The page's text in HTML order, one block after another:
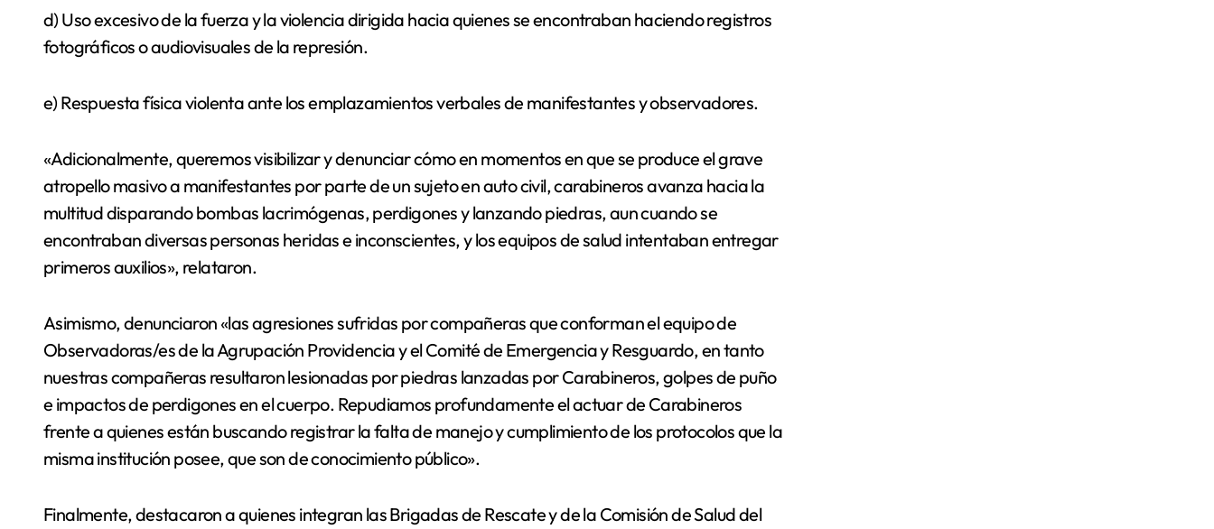
d) Uso excesivo de la fuerza y la violencia dirigida hacia quienes se encontraban haciendo registros
fotográficos o audiovisuales de la represión.
e) Respuesta física violenta ante los emplazamientos verbales de manifestantes y observadores.
«Adicionalmente, queremos visibilizar y denunciar cómo en momentos en que se produce el grave
atropello masivo a manifestantes por parte de un sujeto en auto civil, carabineros avanza hacia la
multitud disparando bombas lacrimógenas, perdigones y lanzando piedras, aun cuando se
encontraban diversas personas heridas e inconscientes, y los equipos de salud intentaban entregar
primeros auxilios», relataron.
Asimismo, denunciaron «las agresiones sufridas por compañeras que conforman el equipo de
Observadoras/es de la Agrupación Providencia y el Comité de Emergencia y Resguardo, en tanto
nuestras compañeras resultaron lesionadas por piedras lanzadas por Carabineros, golpes de puño
e impactos de perdigones en el cuerpo. Repudiamos profundamente el actuar de Carabineros
frente a quienes están buscando registrar la falta de manejo y cumplimiento de los protocolos que la
misma institución posee, que son de conocimiento público».
Finalmente, destacaron a quienes integran las Brigadas de Rescate y de la Comisión de Salud del